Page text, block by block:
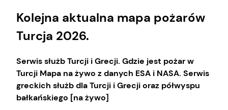
Kolejna aktualna mapa pożarów
Turcja 2026.
Serwis służb Turcji i Grecji. Gdzie jest pożar w
Turcji Mapa na żywo z danych ESA i NASA. Serwis
greckich służb dla Turcji i Grecji oraz półwyspu
bałkańskiego [na żywo]